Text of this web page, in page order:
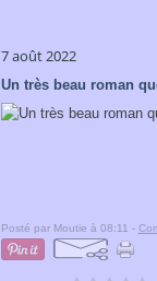
7 août 2022
Un très beau roman
Posté par Moutie à 08:11 -